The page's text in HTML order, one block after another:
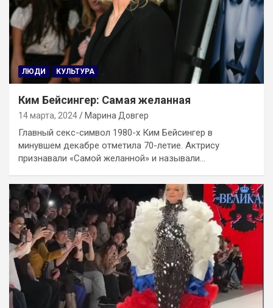
ЛЮДИ КУЛЬТУРА
Ким Бейсингер: Самая желанная
14 марта, 2024 Марина Довгер
Главный секс-символ 1980-х Ким Бейсингер в
минувшем декабре отметила 70-летие. Актрису
признавали «Самой желанной» и называли…